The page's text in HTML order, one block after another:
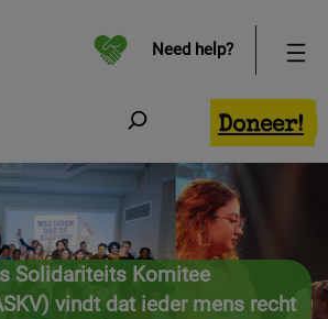
Doneer!
Need help?
Solidariteits Komitee
vindt dat ieder mens recht